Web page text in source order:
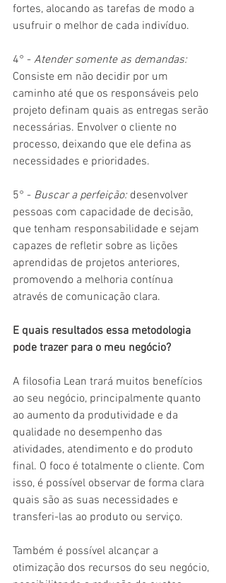
fortes, alocando as tarefas de modo a
usufruir o melhor de cada indivíduo.
4° - Atender somente as demandas:
Consiste em não decidir por um
caminho até que os responsáveis pelo
projeto definam quais as entregas serão
necessárias. Envolver o cliente no
processo, deixando que ele defina as
necessidades e prioridades.
5° - Buscar a perfeição: desenvolver
pessoas com capacidade de decisão,
que tenham responsabilidade e sejam
capazes de refletir sobre as lições
aprendidas de projetos anteriores,
promovendo a melhoria contínua
através de comunicação clara.
E quais resultados essa metodologia
pode trazer para o meu negócio?
A filosofia Lean trará muitos benefícios
ao seu negócio, principalmente quanto
ao aumento da produtividade e da
qualidade no desempenho das
atividades, atendimento e do produto
final. O foco é totalmente o cliente. Com
isso, é possível observar de forma clara
quais são as suas necessidades e
transferi-las ao produto ou serviço.
Também é possível alcançar a
otimização dos recursos do seu negócio,